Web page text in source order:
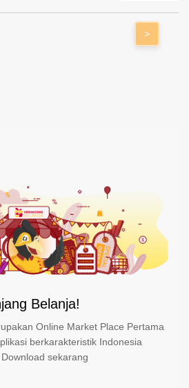
>
Belanja!
Online Market Place Pertama
berkarakteristik Indonesia
sekarang